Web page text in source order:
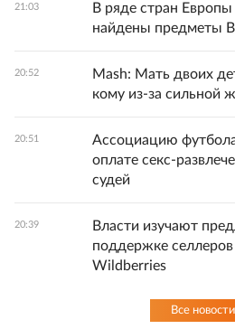
21:03
В ряде стран
найдены предметы
20:52
Mash: Мать двоих
кому из-за сильной
20:51
Ассоциацию
оплате секс-
судей
20:39
Власти изучают
поддержке селлеров
Wildberries
Все новости